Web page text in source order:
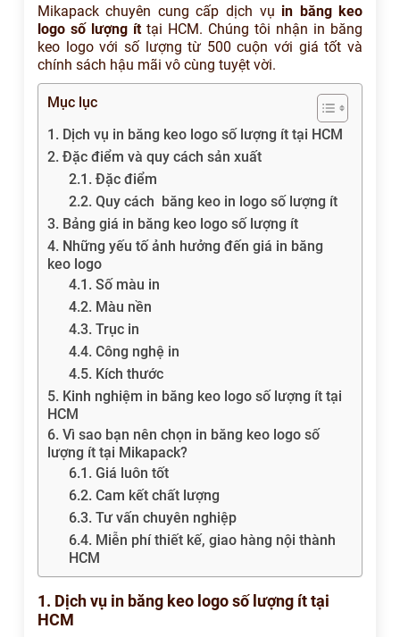
Mikapack chuyên cung cấp dịch vụ in băng keo
logo số lượng íttại HCM. Chúng tôi nhận in băng
keo logo với số lượng từ 500 cuộn với giá tốt và
chính sách hậu mãi vô cùng tuyệt vời.
Mục lục
1. Dịch vụ in băng keo logo số lượng ít tại HCM
2. Đặc điểm và quy cách sản xuất
2.1. Đặc điểm
2.2. Quy cách băng keo in logo số lượng ít
3. Bảng giá in băng keo logo số lượng ít
4. Những yếu tố ảnh hưởng đến giá in băng
keo logo
4.1. Số màu in
4.2. Màu nền
4.3. Trục in
4.4. Công nghệ in
4.5. Kích thước
5. Kinh nghiệm in băng keo logo số lượng ít tại
HCM
6. Vì sao bạn nên chọn in băng keo logo số
lượng ít tại Mikapack?
6.1. Giá luôn tốt
6.2. Cam kết chất lượng
6.3. Tư vấn chuyên nghiệp
6.4. Miễn phí thiết kế, giao hàng nội thành
HCM
1. Dịch vụ in băng keo logo số lượng ít tại
HCM